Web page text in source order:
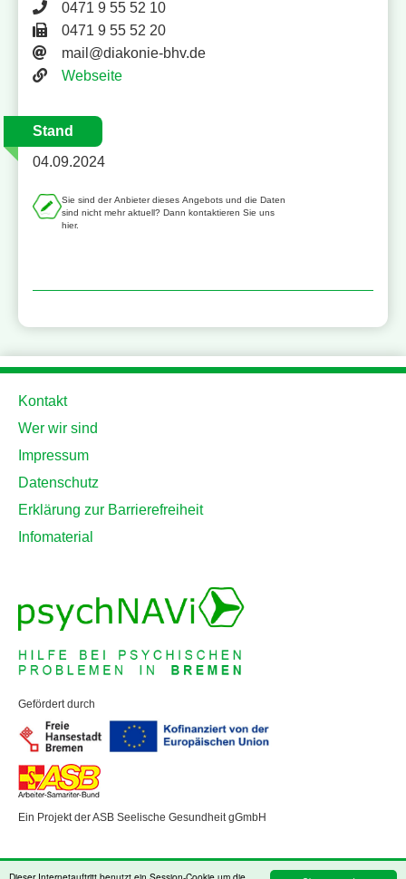
Telefonnummer 0471 9 55 52 10
0471 9 55 52 10
Faxnummer 0471 9 55 52 20
0471 9 55 52 20
E-Mail-Adresse
mail@diakonie-bhv.de
Website
Webseite
Stand
04.09.2024
Sie sind der Anbieter dieses Angebots und die Daten
sind nicht mehr aktuell? Dann kontaktieren Sie uns
hier.
Kontakt
Wer wir sind
Impressum
Datenschutz
Erklärung zur Barrierefreiheit
Infomaterial
Gefördert durch
Ein Projekt der ASB Seelische Gesundheit gGmbH